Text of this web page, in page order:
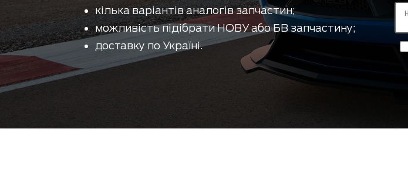
кілька варіантів аналогів запчастин;
можливість підібрати НОВУ або БВ запчастину;
доставку по Україні.